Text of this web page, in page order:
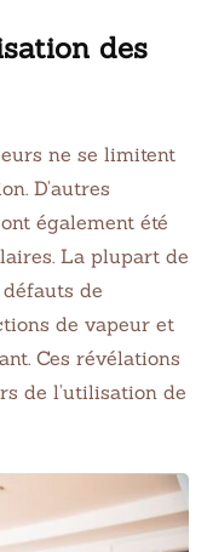
des
ne se limitent
D’autres
également été
La plupart de
de
de vapeur et
Ces révélations
de l’utilisation de